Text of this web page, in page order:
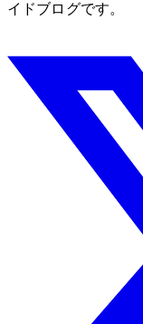
イドブログです。